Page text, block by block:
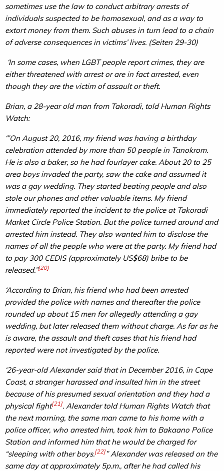
sometimes use the law to conduct arbitrary arrests of
individuals suspected to be homosexual, and as a way to
extort money from them. Such abuses in turn lead to a chain
of adverse consequences in victims’ lives. (Seiten 29-30)
‘In some cases, when LGBT people report crimes, they are
either threatened with arrest or are in fact arrested, even
though they are the victim of assault or theft.
Brian, a 28-year old man from Takoradi, told Human Rights
Watch:
‘”On August 20, 2016, my friend was having a birthday
celebration attended by more than 50 people in Tanokrom.
He is also a baker, so he had fourlayer cake. About 20 to 25
area boys invaded the party, saw the cake and assumed it
was a gay wedding. They started beating people and also
stole our phones and other valuable items. My friend
immediately reported the incident to the police at Takoradi
Market Circle Police Station. But the police turned around and
arrested him instead. They also wanted him to disclose the
names of all the people who were at the party. My friend had
to pay 300 CEDIS (approximately US$68) bribe to be
released.”[20]
‘According to Brian, his friend who had been arrested
provided the police with names and thereafter the police
rounded up about 15 men for allegedly attending a gay
wedding, but later released them without charge. As far as he
is aware, the assault and theft cases that his friend had
reported were not investigated by the police.
‘26-year-old Alexander said that in December 2016, in Cape
Coast, a stranger harassed and insulted him in the street
because of his presumed sexual orientation and they had a
physical fight[21]. Alexander told Human Rights Watch that
the next morning, the same man came to his home with a
police officer, who arrested him, took him to Bakaano Police
Station and informed him that he would be charged for
“sleeping with other boys.[22] ” Alexander was released on the
same day at approximately 5p.m., after he had called his